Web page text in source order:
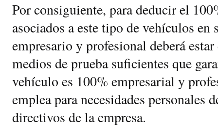
Por consiguiente, para deducir el
asociados a este tipo de vehículos en
empresario y profesional deberá
medios de prueba suficientes que
vehículo es 100% empresarial y
emplea para necesidades personales
directivos de la empresa.